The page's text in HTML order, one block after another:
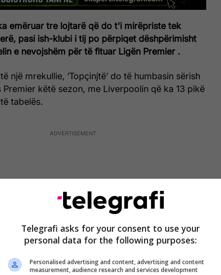
emëruar tre lojtarë që do t'i mirëpriste tek
pasi ish-klubi i tij po përpiqet dëshpërimisht
e nevojshëm për të fituar Ligën Premier .
një mrekullie, ‘Topçinjtë’ do të humbasin sërish
Premier këtë sezon, me Liverpoolin që ka 13 pikë
tabelës.
Telegrafi asks for your consent to use your
personal data for the following purposes:
Personalised advertising and content, advertising and content
measurement, audience research and services development